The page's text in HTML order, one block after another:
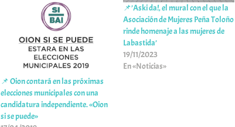
📌 Oion contará en las próximas
elecciones municipales con una
candidatura independiente. «Oion
si se puede»
📌’Aski da!, el mural con el que la
Asociación de Mujeres Peña Toloño
rinde homenaje a las mujeres de
Labastida’
19/11/2023
En «Noticias»